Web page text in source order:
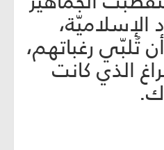
الإسلاميّة،
تُلبّي رغباتهم،
الذي كانت